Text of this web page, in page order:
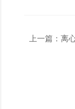
上一篇： 离